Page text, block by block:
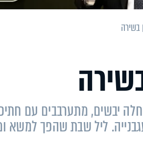
חלה יבשים, מתערבבים עם
ליל שבת שהפך למשא